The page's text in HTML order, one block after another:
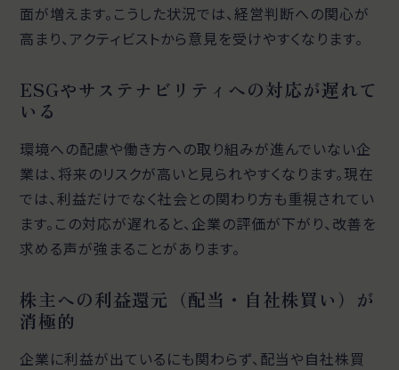
面が増えます。こうした状況では、経営判断への関心が
高まり、アクティビストから意見を受けやすくなります。
ESGやサステナビリティへの対応が遅れて
いる
環境への配慮や働き方への取り組みが進んでいない企
業は、将来のリスクが高いと見られやすくなります。現在
では、利益だけでなく社会との関わり方も重視されてい
ます。この対応が遅れると、企業の評価が下がり、改善を
求める声が強まることがあります。
株主への利益還元（配当・自社株買い）が
消極的
企業に利益が出ているにも関わらず、配当や自社株買